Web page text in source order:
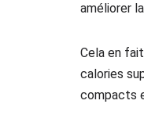
améliorer
Cela en
calories
compacts